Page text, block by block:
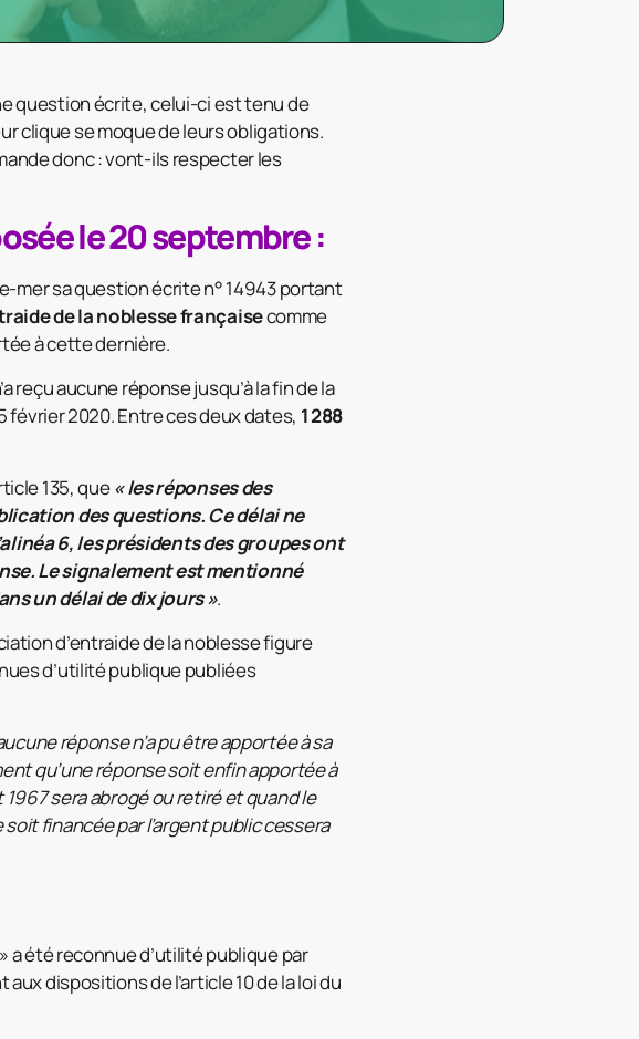
question écrite, celui-ci est tenu de
clique se moque de leurs obligations.
donc : vont-ils respecter les
le 20 septembre :
mer sa question écrite n° 14943 portant
de la noblesse françaisecomme
à cette dernière.
reçu aucune réponse jusqu’à la fin de la
février 2020. Entre ces deux dates, 1 288
135, que« les réponses des
des questions. Ce délai ne
6, les présidents des groupes ont
Le signalement est mentionné
un délai de dix jours ».
d’entraide de la noblesse figure
d’utilité publique publiées
réponse n’a pu être apportée à sa
qu’une réponse soit enfin apportée à
sera abrogé ou retiré et quand le
financée par l’argent public cessera
a été reconnue d’utilité publique par
dispositions de l’article 10 de la loi du